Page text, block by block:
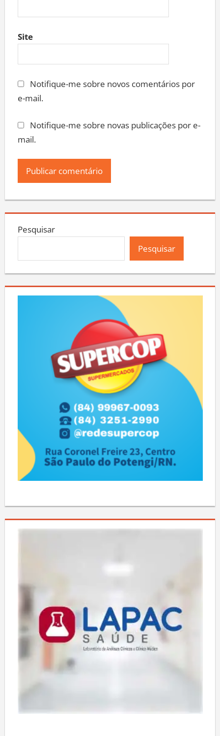
Site
Notifique-me sobre novos comentários por
e-mail.
Notifique-me sobre novas publicações por e-
mail.
Pesquisar
Pesquisar